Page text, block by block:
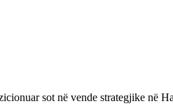
sot në vende strategjike në